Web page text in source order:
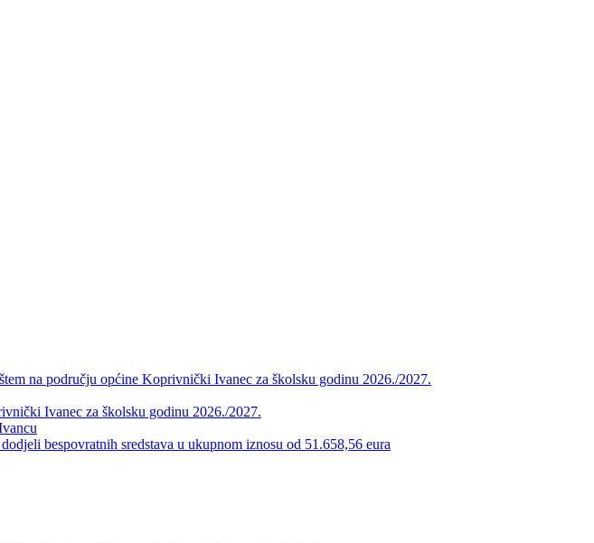
na području općine Koprivnički Ivanec za školsku godinu 2026./2027.
Ivanec za školsku godinu 2026./2027.
bespovratnih sredstava u ukupnom iznosu od 51.658,56 eura